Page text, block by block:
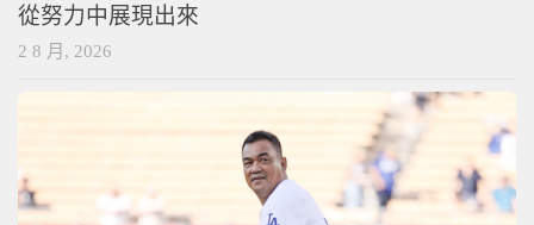
從努力中展現出來
2 8 月, 2026